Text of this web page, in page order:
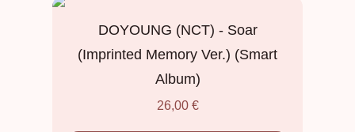
DOYOUNG (NCT) - Soar
(Imprinted Memory Ver.) (Smart
Album)
26,00 €